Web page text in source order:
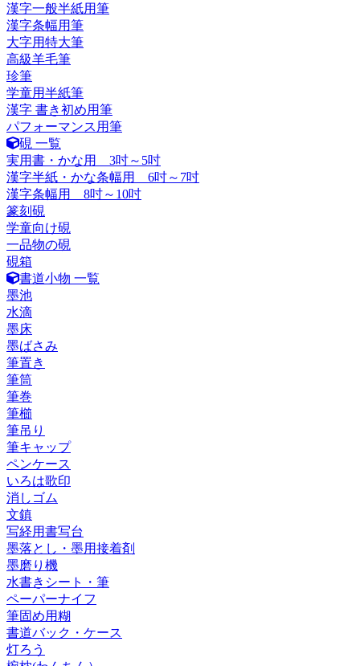
漢字一般半紙用筆
漢字条幅用筆
大字用特大筆
高級羊毛筆
珍筆
学童用半紙筆
漢字 書き初め用筆
パフォーマンス用筆
硯 一覧
実用書・かな用 3吋～5吋
漢字半紙・かな条幅用 6吋～7吋
漢字条幅用 8吋～10吋
篆刻硯
学童向け硯
一品物の硯
硯箱
書道小物 一覧
墨池
水滴
墨床
墨ばさみ
筆置き
筆筒
筆巻
筆櫛
筆吊り
筆キャップ
ペンケース
いろは歌印
消しゴム
文鎮
写経用書写台
墨落とし・墨用接着剤
墨磨り機
水書きシート・筆
ペーパーナイフ
筆固め用糊
書道バック・ケース
灯ろう